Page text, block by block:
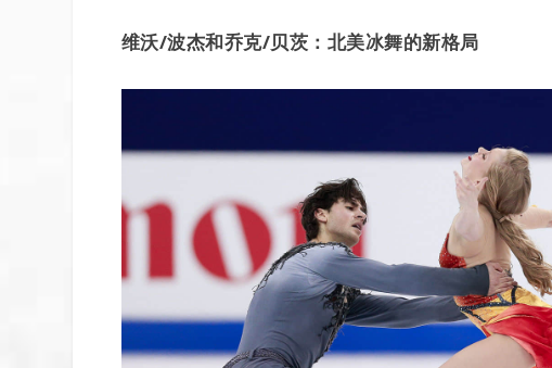
维沃/波杰和乔克/贝茨：北美冰舞的新格局